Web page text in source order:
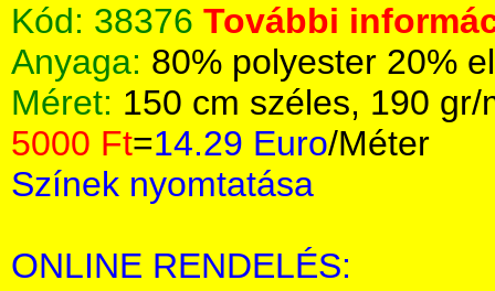
Kód: 38376 További
Anyaga: 80% polyester 20%
Méret: 150 cm széles, 190 gr/
5000 Ft=14.29 Euro/Méter
Színek nyomtatása
ONLINE RENDELÉS: